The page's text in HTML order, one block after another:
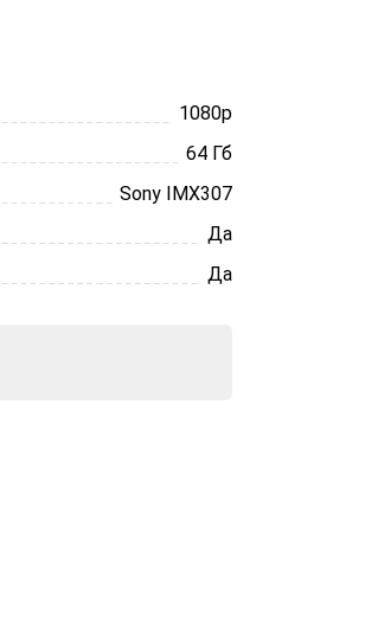
1080p
64 Гб
Sony IMX307
Да
Да